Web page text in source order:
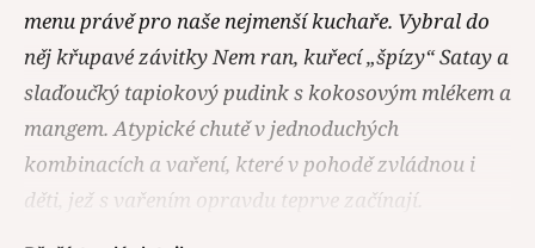
menu právě pro naše nejmenší kuchaře. Vybral do
něj křupavé závitky Nem ran, kuřecí „špízy“ Satay a
slaďoučký tapiokový pudink s kokosovým mlékem a
mangem. Atypické chutě v jednoduchých
kombinacích a vaření, které v pohodě zvládnou i
děti, jež s vařením opravdu teprve začínají.